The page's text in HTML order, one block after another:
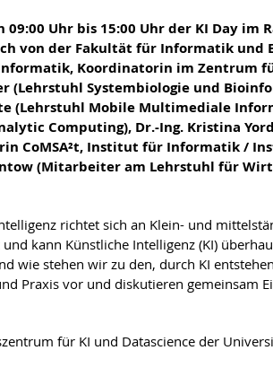
09:00 Uhr bis 15:00 Uhr der KI Day im
von der Fakultät für Informatik und
Koordinatorin im Zentrum
(Lehrstuhl Systembiologie und
(Lehrstuhl Mobile Multimediale
Computing), Dr.-Ing. Kristina
CoMSA²t, Institut für Informatik /
(Mitarbeiter am Lehrstuhl für
richtet sich an Klein- und
kann Künstliche Intelligenz (KI)
wie stehen wir zu den, durch KI
Praxis vor und diskutieren gemeinsam
für KI und Datascience der